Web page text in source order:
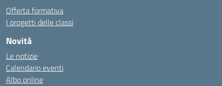
Offerta formativa
I progetti delle classi
Novità
Le notizie
Calendario eventi
Albo online